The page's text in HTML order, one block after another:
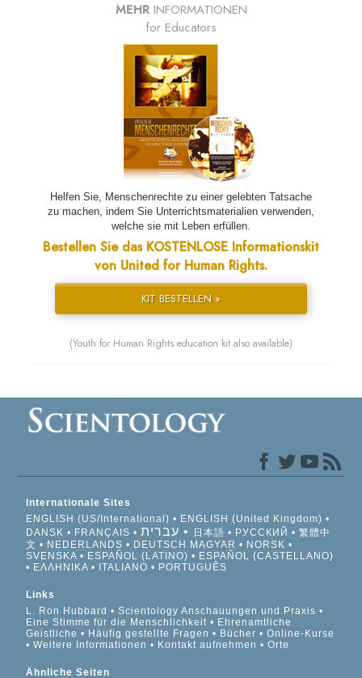
MEHR INFORMATIONEN
for Educators
Helfen Sie, Menschenrechte zu einer gelebten Tatsache
zu machen, indem Sie Unterrichtsmaterialien verwenden,
welche sie mit Leben erfüllen.
Bestellen Sie das KOSTENLOSE Informationskit
von United for Human Rights.
KIT BESTELLEN »
(Youth for Human Rights education kit also available)
Internationale Sites
ENGLISH (US/International)
ENGLISH (United Kingdom)
DANSK
FRANÇAIS עברית 日本語 РУССКИЙ
繁體中
文
NEDERLANDS DEUTSCH MAGYAR
NORSK
SVENSKA
ESPAÑOL (LATINO)
ESPAÑOL (CASTELLANO)
ΕΛΛΗΝΙΚA
ITALIANO PORTUGUÊS
Links
L. Ron Hubbard
Scientology Anschauungen und Praxis
Eine Stimme für die Menschlichkeit
Ehrenamtliche
Geistliche
Häufig gestellte Fragen Bücher
Online-Kurse
Weitere Informationen
Kontakt aufnehmen Orte
Ähnliche Seiten